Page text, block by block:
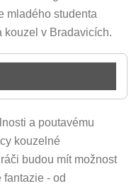
mladého studenta
v Bradavicích.
a poutavému
kouzelné
budou mít možnost
- od